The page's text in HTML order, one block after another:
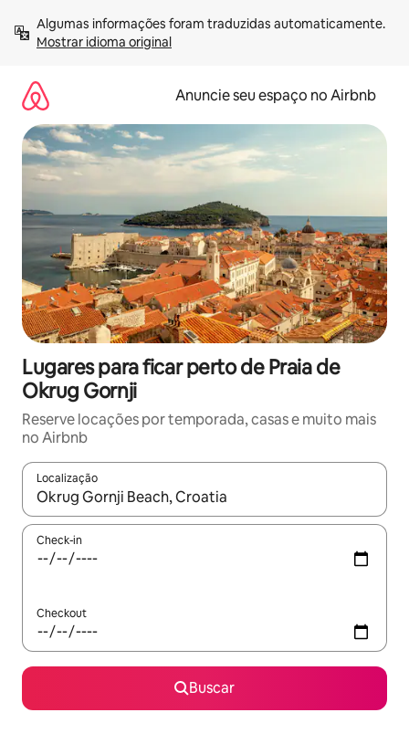
para
Mostrar idioma original
Anuncie seu espaço no Airbnb
Lugares para ficar perto de Praia de
Okrug Gornji
Reserve locações por temporada, casas e muito mais
no Airbnb
Localização
Quando os resultados estiverem disponíveis, explore-os
Check-in
Checkout
Buscar